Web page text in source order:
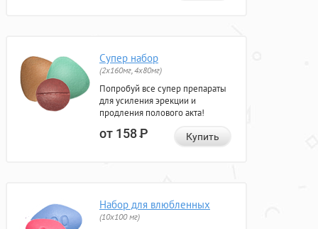
Супер набор
(2х160мг, 4х80мг)
Попробуй все супер препараты
для усиления эрекции и
продления полового акта!
от 158Р Купить
Набор для влюбленных
(10х100 мг)